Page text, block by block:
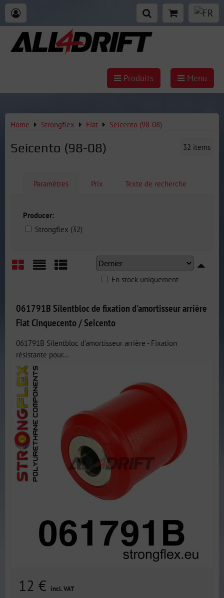
Produits Menu
Home Strongflex Fiat Seicento (98-08)
Seicento (98-08) 32 items
Paramètres Prix Texte de recherche
Producer:
Strongflex (32)
En stock uniquement
061791B Silentbloc de fixation d'amortisseur arrière
Fiat Cinquecento / Seicento
061791B Silentbloc d'amortisseur arrière - Fixation
résistante pour...
12 € incl. VAT